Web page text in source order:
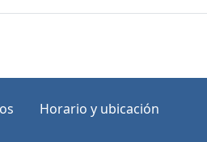
Horario y ubicación